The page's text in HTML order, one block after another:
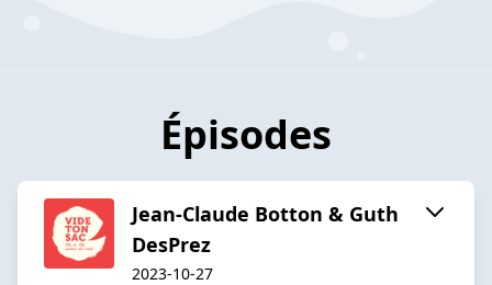
Épisodes
Jean-Claude Botton & Guth
DesPrez
2023-10-27